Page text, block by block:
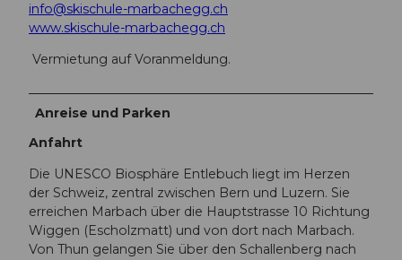
info@skischule-marbachegg.ch
www.skischule-marbachegg.ch
Vermietung auf Voranmeldung.
Anreise und Parken
Anfahrt
Die UNESCO Biosphäre Entlebuch liegt im Herzen
der Schweiz, zentral zwischen Bern und Luzern. Sie
erreichen Marbach über die Hauptstrasse 10 Richtung
Wiggen (Escholzmatt) und von dort nach Marbach.
Von Thun gelangen Sie über den Schallenberg nach